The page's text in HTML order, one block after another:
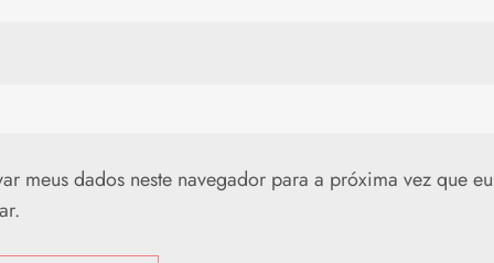
meus dados neste navegador para a próxima vez que eu